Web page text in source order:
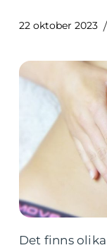
22 oktober 2023
Det finns